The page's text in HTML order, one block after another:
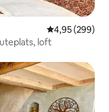
4,95 av 5 i
4,95 (299)
loft